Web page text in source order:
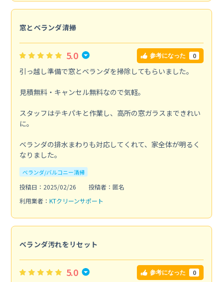
窓とベランダ清掃
5.0 参考になった 0
引っ越し準備で窓とベランダを掃除してもらいました。
見積無料・キャンセル無料なので気軽。
スタッフはテキパキと作業し、高所の窓ガラスまできれい
に。
ベランダの排水まわりも対応してくれて、家全体が明るく
なりました。
ベランダ/バルコニー清掃
投稿日：2025/02/26
投稿者：匿名
利用業者： KTクリーンサポート
ベランダ汚れをリセット
5.0 参考になった 0